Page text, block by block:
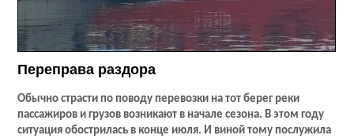
Переправа раздора
Обычно страсти по поводу перевозки на тот берег реки
пассажиров и грузов возникают в начале сезона. В этом году
ситуация обострилась в конце июля. И виной тому послужила